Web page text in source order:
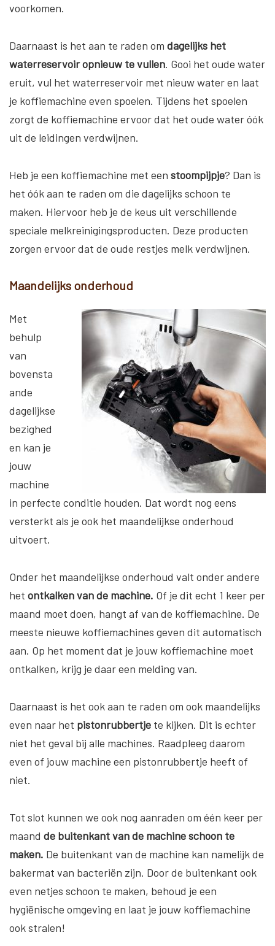
voorkomen.
Daarnaast is het aan te raden om dagelijks het
waterreservoir opnieuw te vullen. Gooi het oude water
eruit, vul het waterreservoir met nieuw water en laat
je koffiemachine even spoelen. Tijdens het spoelen
zorgt de koffiemachine ervoor dat het oude water óók
uit de leidingen verdwijnen.
Heb je een koffiemachine met een stoompijpje? Dan is
het óók aan te raden om die dagelijks schoon te
maken. Hiervoor heb je de keus uit verschillende
speciale melkreinigingsproducten. Deze producten
zorgen ervoor dat de oude restjes melk verdwijnen.
Maandelijks onderhoud
Met
behulp
van
bovensta
ande
dagelijkse
bezighed
en kan je
jouw
machine
in perfecte conditie houden. Dat wordt nog eens
versterkt als je ook het maandelijkse onderhoud
uitvoert.
Onder het maandelijkse onderhoud valt onder andere
het ontkalken van de machine. Of je dit echt 1 keer per
maand moet doen, hangt af van de koffiemachine. De
meeste nieuwe koffiemachines geven dit automatisch
aan. Op het moment dat je jouw koffiemachine moet
ontkalken, krijg je daar een melding van.
Daarnaast is het ook aan te raden om ook maandelijks
even naar het pistonrubbertje te kijken. Dit is echter
niet het geval bij alle machines. Raadpleeg daarom
even of jouw machine een pistonrubbertje heeft of
niet.
Tot slot kunnen we ook nog aanraden om één keer per
maand de buitenkant van de machine schoon te
maken. De buitenkant van de machine kan namelijk de
bakermat van bacteriën zijn. Door de buitenkant ook
even netjes schoon te maken, behoud je een
hygiënische omgeving en laat je jouw koffiemachine
ook stralen!